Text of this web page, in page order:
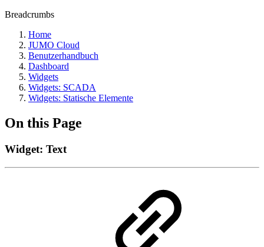
Breadcrumbs
Home
JUMO Cloud
Benutzerhandbuch
Dashboard
Widgets
Widgets: SCADA
Widgets: Statische Elemente
On this Page
Widget: Text